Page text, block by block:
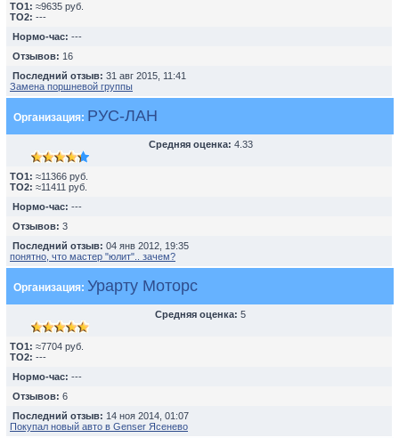
TO1: ≈9635 руб.
TO2: ---
Нормо-час: ---
Отзывов: 16
Последний отзыв: 31 авг 2015, 11:41
Замена поршневой группы
Организация: РУС-ЛАН
Средняя оценка: 4.33
TO1: ≈11366 руб.
TO2: ≈11411 руб.
Нормо-час: ---
Отзывов: 3
Последний отзыв: 04 янв 2012, 19:35
понятно, что мастер "юлит".. зачем?
Организация: Урарту Моторс
Средняя оценка: 5
TO1: ≈7704 руб.
TO2: ---
Нормо-час: ---
Отзывов: 6
Последний отзыв: 14 ноя 2014, 01:07
Покупал новый авто в Genser Ясенево